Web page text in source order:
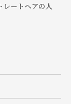
レートヘアの人